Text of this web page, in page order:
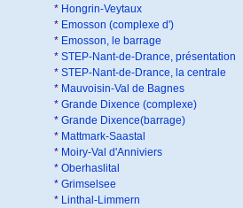
* Hongrin-Veytaux
* Emosson (complexe d')
* Emosson, le barrage
* STEP-Nant-de-Drance, présentation
* STEP-Nant-de-Drance, la centrale
* Mauvoisin-Val de Bagnes
* Grande Dixence (complexe)
* Grande Dixence(barrage)
* Mattmark-Saastal
* Moiry-Val d'Anniviers
* Oberhaslital
* Grimselsee
* Linthal-Limmern